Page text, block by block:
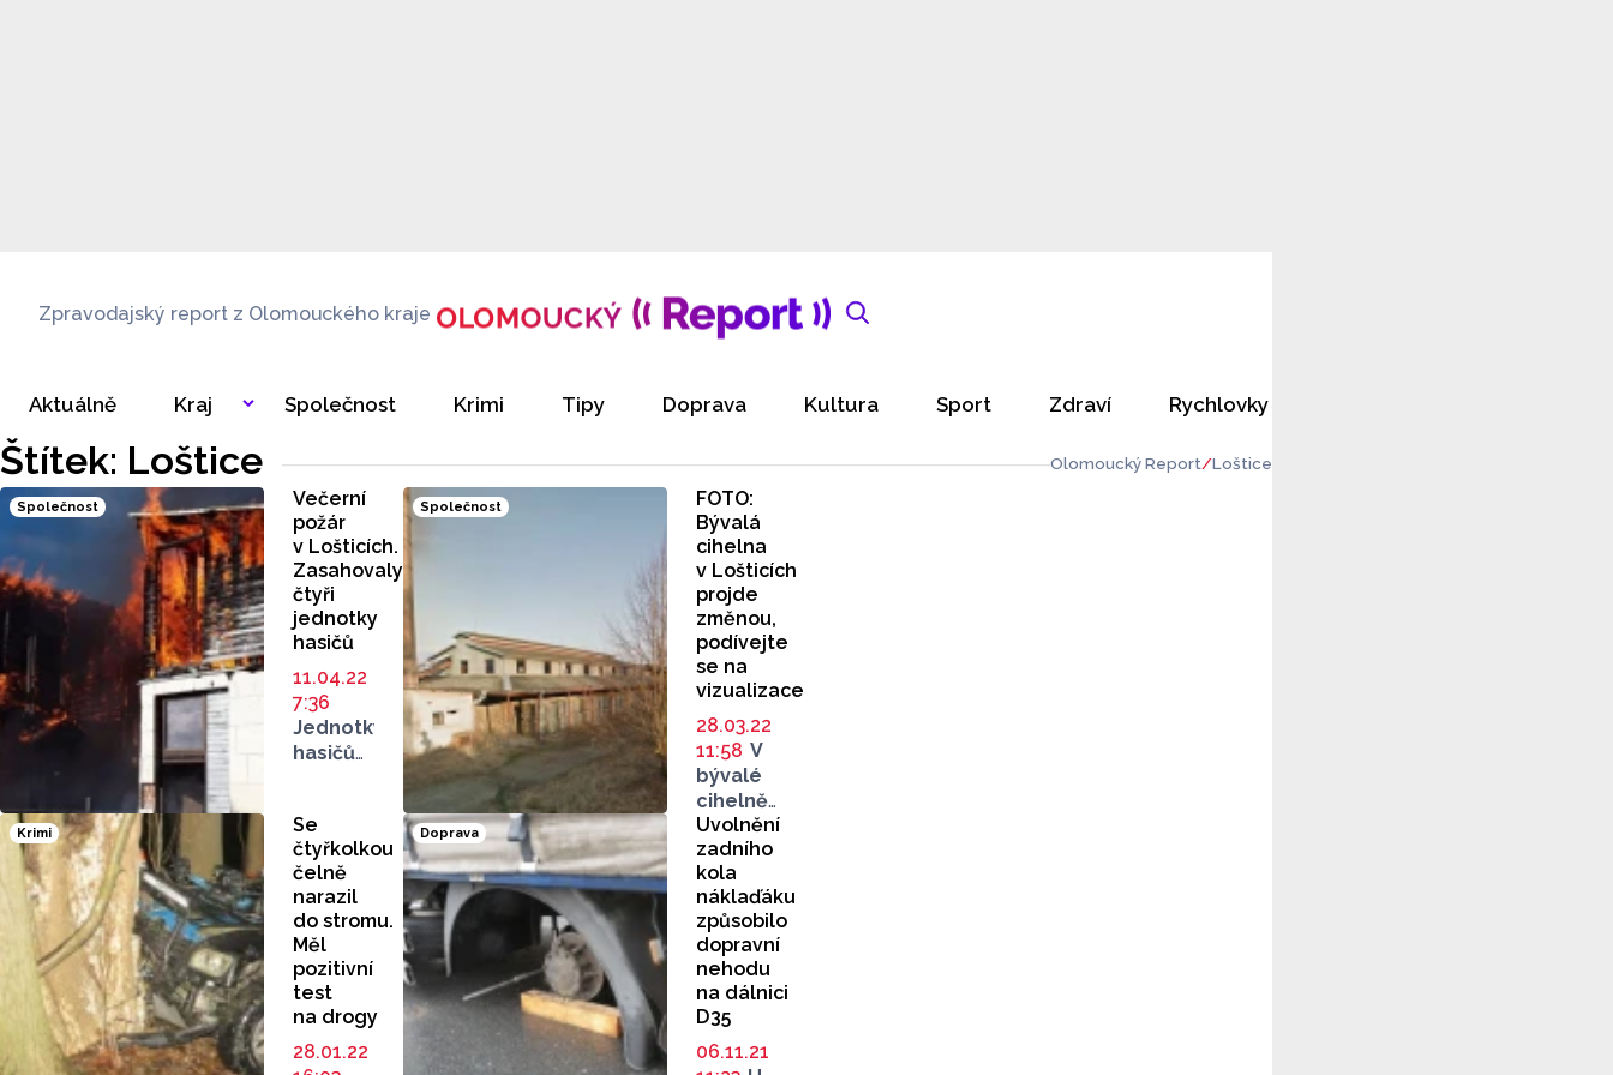
Zpravodajský report z Olomouckého kraje
Aktuálně Kraj Společnost Krimi Tipy Doprava Kultura Sport Zdraví Rychlovky
Štítek: Loštice Olomoucký Report Loštice
Společnost
Večerní
požár
v Lošticích.
Zasahovaly
čtyři
jednotky
hasičů
11.04.22
7:36
Jednotky
hasičů
Olomouckého
vyjížděly
v neděli
večer
k požáru
v Lošticích.
Na místě
hořela
budova
s dřevěnou
horní
Společnost
FOTO:
Bývalá
cihelna
v Lošticích
projde
změnou,
podívejte
se na
vizualizace
28.03.22
11:58 V
bývalé
cihelně
v Lošticích
bude
průmyslový
areál
společnosti
ZLKL
(Závody
lehkých
konstrukcí
Loštice).
Krimi
Se
čtyřkolkou
čelně
narazil
do stromu.
Měl
pozitivní
test
na drogy
28.01.22
Doprava
Uvolnění
zadního
kola
náklaďáku
způsobilo
dopravní
nehodu
na dálnici
D35
06.11.21